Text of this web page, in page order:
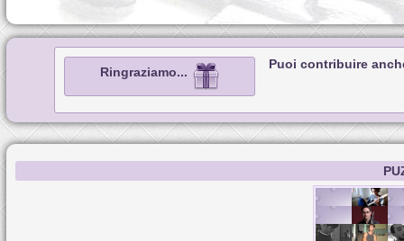
Ringraziamo...
Puoi contribuire